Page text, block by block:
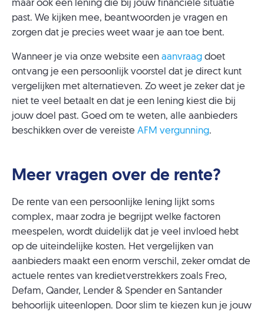
maar ook een lening die bij jouw financiële situatie
past. We kijken mee, beantwoorden je vragen en
zorgen dat je precies weet waar je aan toe bent.
Wanneer je via onze website een aanvraag doet
ontvang je een persoonlijk voorstel dat je direct kunt
vergelijken met alternatieven. Zo weet je zeker dat je
niet te veel betaalt en dat je een lening kiest die bij
jouw doel past. Goed om te weten, alle aanbieders
beschikken over de vereiste AFM vergunning.
Meer vragen over de rente?
De rente van een persoonlijke lening lijkt soms
complex, maar zodra je begrijpt welke factoren
meespelen, wordt duidelijk dat je veel invloed hebt
op de uiteindelijke kosten. Het vergelijken van
aanbieders maakt een enorm verschil, zeker omdat de
actuele rentes van kredietverstrekkers zoals Freo,
Defam, Qander, Lender & Spender en Santander
behoorlijk uiteenlopen. Door slim te kiezen kun je jouw